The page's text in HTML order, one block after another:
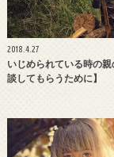
2018.4.27
いじめられている時の
談してもらうために】